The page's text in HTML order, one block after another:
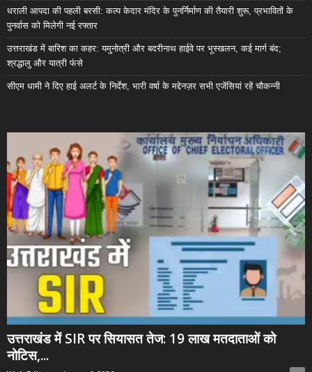
धराली आपदा की पहली बरसी: कल्प केदार मंदिर के पुनर्निर्माण की तैयारी शुरू, प्रभावितों के
पुनर्वास को मिलेगी नई रफ्तार
उत्तराखंड में बारिश का कहर: यमुनोत्री और बदरीनाथ हाईवे पर भूस्खलन, कई मार्ग बंद;
श्रद्धालु और यात्री फंसे
सीएम धामी ने दिए हाई अलर्ट के निर्देश, भारी वर्षा के मद्देनज़र सभी एजेंसियां रहें चौकन्नी
उत्तराखंड में SIR पर सियासत तेज: 19 लाख मतदाताओं को
नोटिस,...